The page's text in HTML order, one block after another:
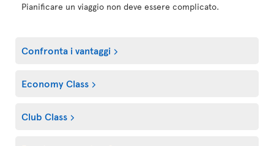
Pianificare un viaggio non deve essere complicato.
Confronta i vantaggi
Economy Class
Club Class